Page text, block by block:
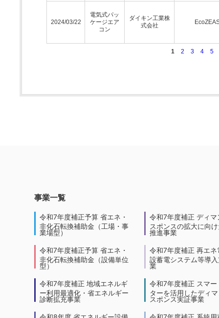
2024/03/22
電気式パッ
ケージエア
コン
ダイキン工業株
式会社
1 2 3 4 5
事業一覧
令和7年度補正予算 省エネ・
非化石転換補助金（工場・事
業場型）
令和7年度補正予算 省エネ・
非化石転換補助金（設備単位
型）
令和7年度補正 地域エネルギ
ー利用最適化・省エネルギー
診断拡充事業
令和7年度補正 ディマ
スポンスの拡大に向
推進事業
令和7年度補正 再エネ
設蓄電システム等導
業
令和7年度補正 スマー
ターを活用したディ
スポンス実証事業